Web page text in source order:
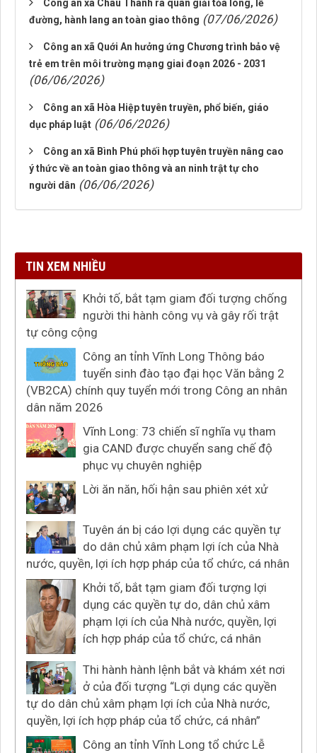
Công an xã Châu Thành ra quân giải tỏa lòng, lề
đường, hành lang an toàn giao thông (07/06/2026)
Công an xã Quới An hưởng ứng Chương trình bảo vệ
trẻ em trên môi trường mạng giai đoạn 2026 - 2031
(06/06/2026)
Công an xã Hòa Hiệp tuyên truyền, phổ biến, giáo
dục pháp luật (06/06/2026)
Công an xã Bình Phú phối hợp tuyên truyền nâng cao
ý thức về an toàn giao thông và an ninh trật tự cho
người dân (06/06/2026)
TIN XEM NHIỀU
Khởi tố, bắt tạm giam đối tượng chống
người thi hành công vụ và gây rối trật
tự công cộng
Công an tỉnh Vĩnh Long Thông báo
tuyển sinh đào tạo đại học Văn bằng 2
(VB2CA) chính quy tuyển mới trong Công an nhân
dân năm 2026
Vĩnh Long: 73 chiến sĩ nghĩa vụ tham
gia CAND được chuyển sang chế độ
phục vụ chuyên nghiệp
Lời ăn năn, hối hận sau phiên xét xử
Tuyên án bị cáo lợi dụng các quyền tự
do dân chủ xâm phạm lợi ích của Nhà
nước, quyền, lợi ích hợp pháp của tổ chức, cá nhân
Khởi tố, bắt tạm giam đối tượng lợi
dụng các quyền tự do, dân chủ xâm
phạm lợi ích của Nhà nước, quyền, lợi
ích hợp pháp của tổ chức, cá nhân
Thi hành hành lệnh bắt và khám xét nơi
ở của đối tượng “Lợi dụng các quyền
tự do dân chủ xâm phạm lợi ích của Nhà nước,
quyền, lợi ích hợp pháp của tổ chức, cá nhân”
Công an tỉnh Vĩnh Long tổ chức Lễ